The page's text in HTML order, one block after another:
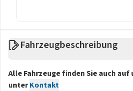
Fahrzeugbeschreibung
Alle Fahrzeuge finden Sie auch
unterKontakt